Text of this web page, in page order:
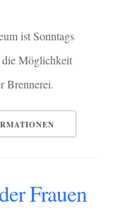
ist Sonntags
die Möglichkeit
Brennerei.
Frauen